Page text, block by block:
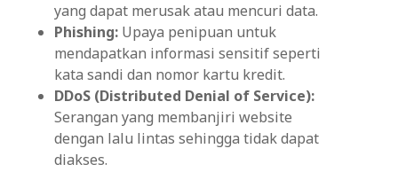
yang dapat merusak atau mencuri data.
Phishing: Upaya penipuan untuk
mendapatkan informasi sensitif seperti
kata sandi dan nomor kartu kredit.
DDoS (Distributed Denial of Service):
Serangan yang membanjiri website
dengan lalu lintas sehingga tidak dapat
diakses.